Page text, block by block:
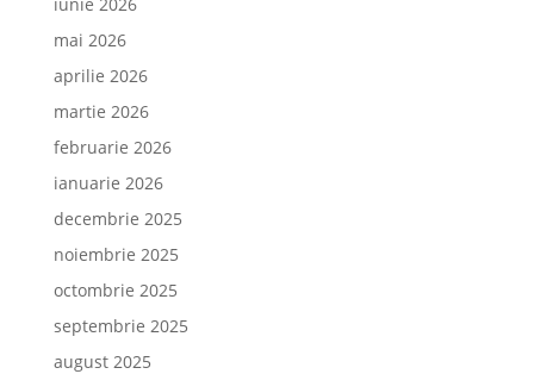
mai 2026
aprilie 2026
martie 2026
februarie 2026
ianuarie 2026
decembrie 2025
noiembrie 2025
octombrie 2025
septembrie 2025
august 2025